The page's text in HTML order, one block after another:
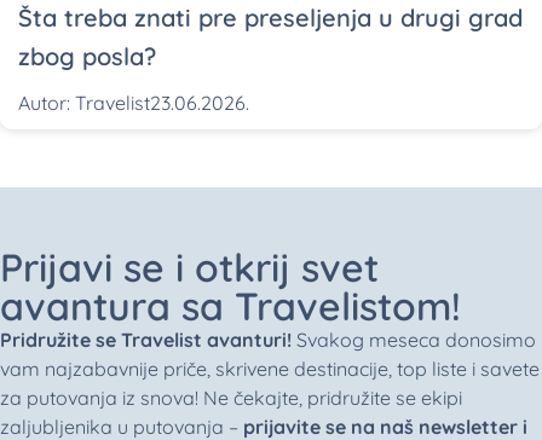
Šta treba znati pre preseljenja u drugi grad
zbog posla?
Autor: Travelist23.06.2026.
Prijavi se i otkrij svet
avantura sa Travelistom!
Pridružite se Travelist avanturi! Svakog meseca donosimo
vam najzabavnije priče, skrivene destinacije, top liste i savete
za putovanja iz snova! Ne čekajte, pridružite se ekipi
zaljubljenika u putovanja – prijavite se na naš newsletter i